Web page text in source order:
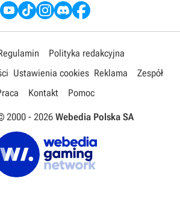
Polityka redakcyjna
Ustawienia cookies Reklama
Zespół
Kontakt Pomoc
2000 - 2026 Webedia Polska SA